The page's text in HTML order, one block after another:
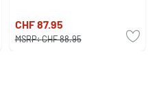
CHF 87.95
MSRP:CHF 88.95